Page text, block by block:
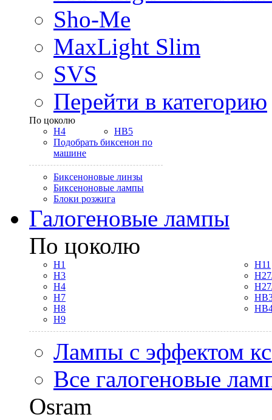
Sho-Me
MaxLight Slim
SVS
Перейти в категорию
По цоколю
H4
HB5
Подобрать биксенон по
машине
Биксеноновые линзы
Биксеноновые лампы
Блоки розжига
Галогеновые лампы
По цоколю
H1
H3
H4
H7
H8
H9
H11
Лампы с эффектом
Все галогеновые
Osram